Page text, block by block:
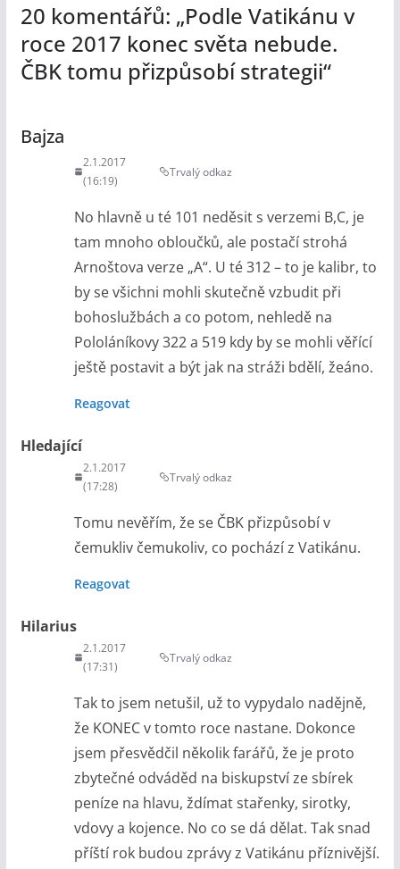
20 komentářů: „Podle Vatikánu v
roce 2017 konec světa nebude.
ČBK tomu přizpůsobí strategii“
Bajza
2.1.2017
(16:19)
Trvalý odkaz
No hlavně u té 101 neděsit s verzemi B,C, je
tam mnoho obloučků, ale postačí strohá
Arnoštova verze „A“. U té 312 – to je kalibr, to
by se všichni mohli skutečně vzbudit při
bohoslužbách a co potom, nehledě na
Pololáníkovy 322 a 519 kdy by se mohli věřící
ještě postavit a být jak na stráži bdělí, žeáno.
Reagovat
Hledající
2.1.2017
(17:28)
Trvalý odkaz
Tomu nevěřím, že se ČBK přizpůsobí v
čemukliv čemukoliv, co pochází z Vatikánu.
Reagovat
Hilarius
2.1.2017
(17:31)
Trvalý odkaz
Tak to jsem netušil, už to vypydalo nadějně,
že KONEC v tomto roce nastane. Dokonce
jsem přesvědčil několik farářů, že je proto
zbytečné odváděd na biskupství ze sbírek
peníze na hlavu, ždímat stařenky, sirotky,
vdovy a kojence. No co se dá dělat. Tak snad
příští rok budou zprávy z Vatikánu příznivější.